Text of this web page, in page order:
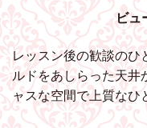
ビュ
レッスン後の歓談のひ
ルドをあしらった天井
ャスな空間で上質なひ